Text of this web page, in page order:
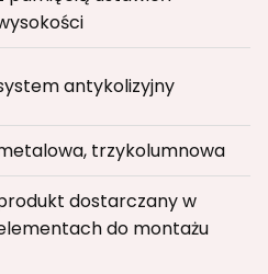
antykolizyjny
trzykolumnowa
dostarczany w
do montażu